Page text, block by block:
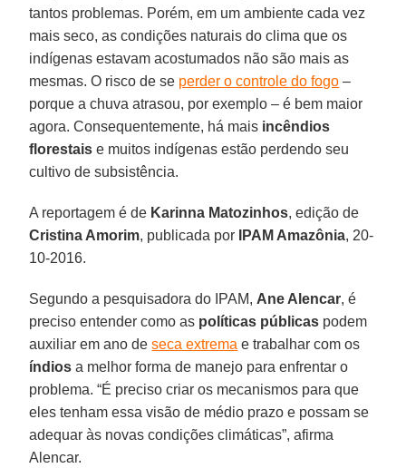
tantos problemas. Porém, em um ambiente cada vez
mais seco, as condições naturais do clima que os
indígenas estavam acostumados não são mais as
mesmas. O risco de se perder o controle do fogo –
porque a chuva atrasou, por exemplo – é bem maior
agora. Consequentemente, há mais incêndios
florestais e muitos indígenas estão perdendo seu
cultivo de subsistência.
A reportagem é de Karinna Matozinhos, edição de
Cristina Amorim, publicada por IPAM Amazônia, 20-
10-2016.
Segundo a pesquisadora do IPAM, Ane Alencar, é
preciso entender como as políticas públicas podem
auxiliar em ano deseca extrema e trabalhar com os
índios a melhor forma de manejo para enfrentar o
problema. “É preciso criar os mecanismos para que
eles tenham essa visão de médio prazo e possam se
adequar às novas condições climáticas”, afirma
Alencar.